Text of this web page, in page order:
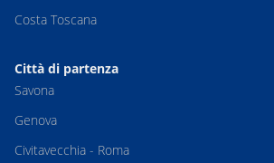
Costa Toscana
Città di partenza
Savona
Genova
Civitavecchia - Roma